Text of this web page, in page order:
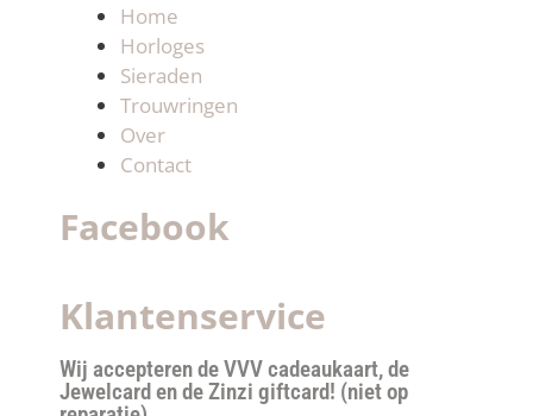
Home
Horloges
Sieraden
Trouwringen
Over
Contact
Facebook
Klantenservice
Wij accepteren de VVV cadeaukaart, de
Jewelcard en de Zinzi giftcard! (niet op